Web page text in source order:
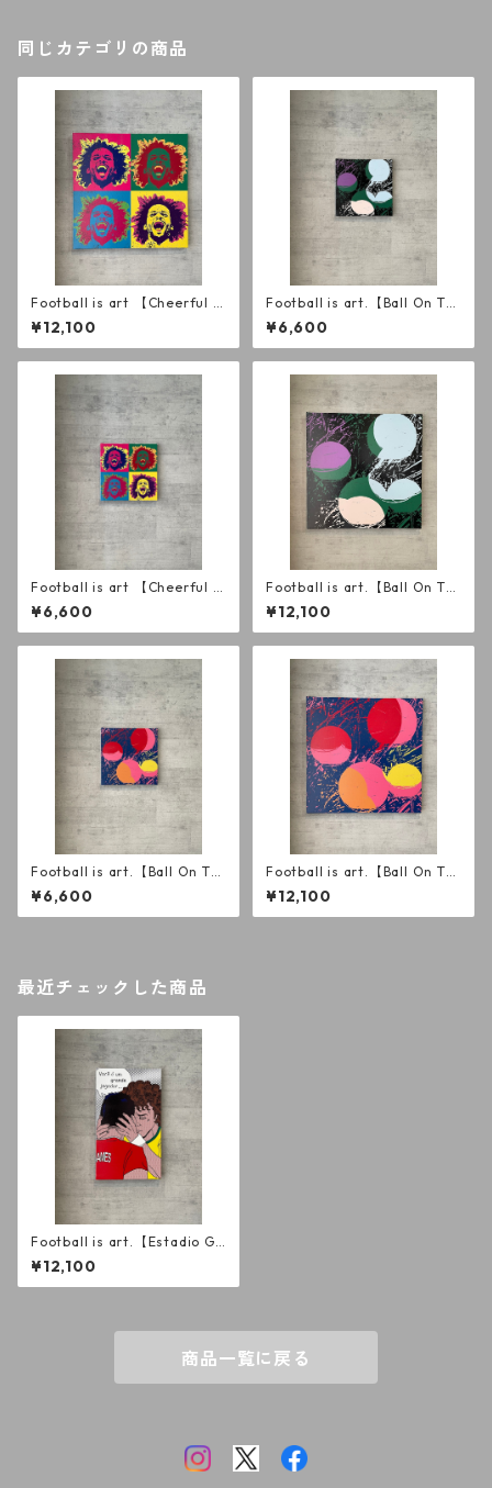
同じカテゴリの商品
Football is art 【Cheerful B
razilian】キャンバスS8
¥12,100
Football is art.【Ball On Th
e Pitch】 PUキャンバスSSM
¥6,600
Football is art 【Cheerful B
razilian】キャンバスSSM
¥6,600
Football is art.【Ball On Th
e Pitch】 PUキャンバスS8
¥12,100
Football is art.【Ball On Th
e Pitch】 ORキャンバスSSM
¥6,600
Football is art.【Ball On Th
e Pitch】 ORキャンバスS8
¥12,100
最近チェックした商品
Football is art.【Estadio Go
vernador Placido Castelo 2
014】キャンバス M6
¥12,100
商品一覧に戻る